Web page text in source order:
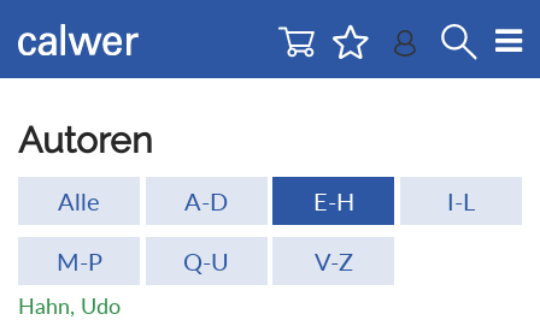
zur
Navigation
zum
Inhalt
Autoren
Alle A-D E-H I-L
M-P Q-U V-Z
Hahn, Udo